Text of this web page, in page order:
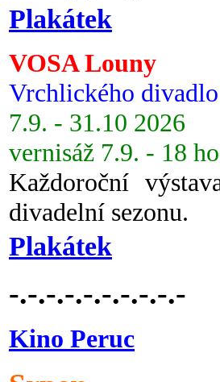
Plakátek
VOSA Louny
Vrchlického
7.9. - 31.10 2026
vernisáž 7.9. - 18
Každoroční
divadelní sezonu.
Plakátek
-.-.-.-.-.-.-.-.-.-
Kino Peruc